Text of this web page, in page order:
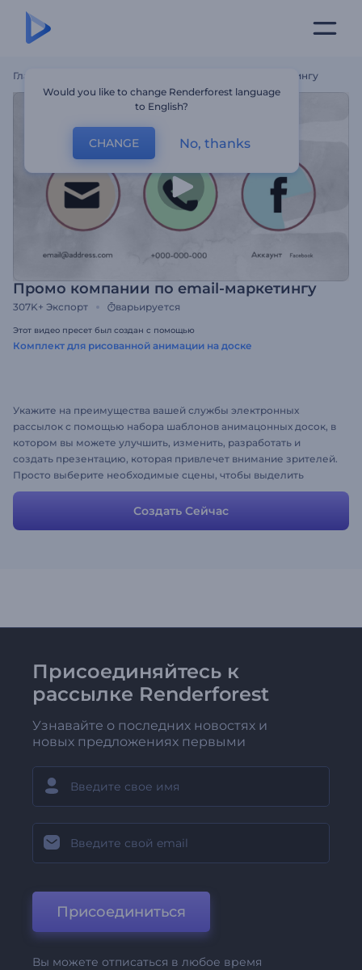
Главная Промо Компании По Email-Маркетингу
Промо компании по email-маркетингу
307K+ Экспорт варьируется
Этот видео пресет был создан с помощью
Комплект для рисованной анимации на доске
Укажите на преимущества вашей службы электронных
рассылок с помощью набора шаблонов анимацонных досок, в
котором вы можете улучшить, изменить, разработать и
создать презентацию, которая привлечет внимание зрителей.
Просто выберите необходимые сцены, чтобы выделить
уникальную миссию, цели и деятельность вашей компании.
Создать Сейчас
Присоединяйтесь к
рассылке Renderforest
Узнавайте о последних новостях и
новых предложениях первыми
Присоединиться
Вы можете отписаться в любое время
Would you like to change Renderforest language
to English?
CHANGE No, thanks